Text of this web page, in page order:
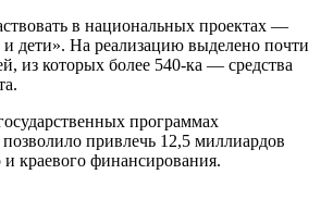
в национальных проектах —
дети». На реализацию выделено почти
из которых более 540-ка — средства
программах
позволило привлечь 12,5 миллиардов
и краевого финансирования.